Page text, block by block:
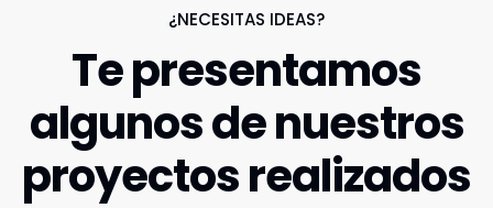
¿NECESITAS IDEAS?
Te presentamos
algunos de nuestros
proyectos realizados